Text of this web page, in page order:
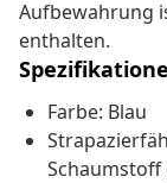
Aufbewahrung
enthalten.
Farbe: Blau